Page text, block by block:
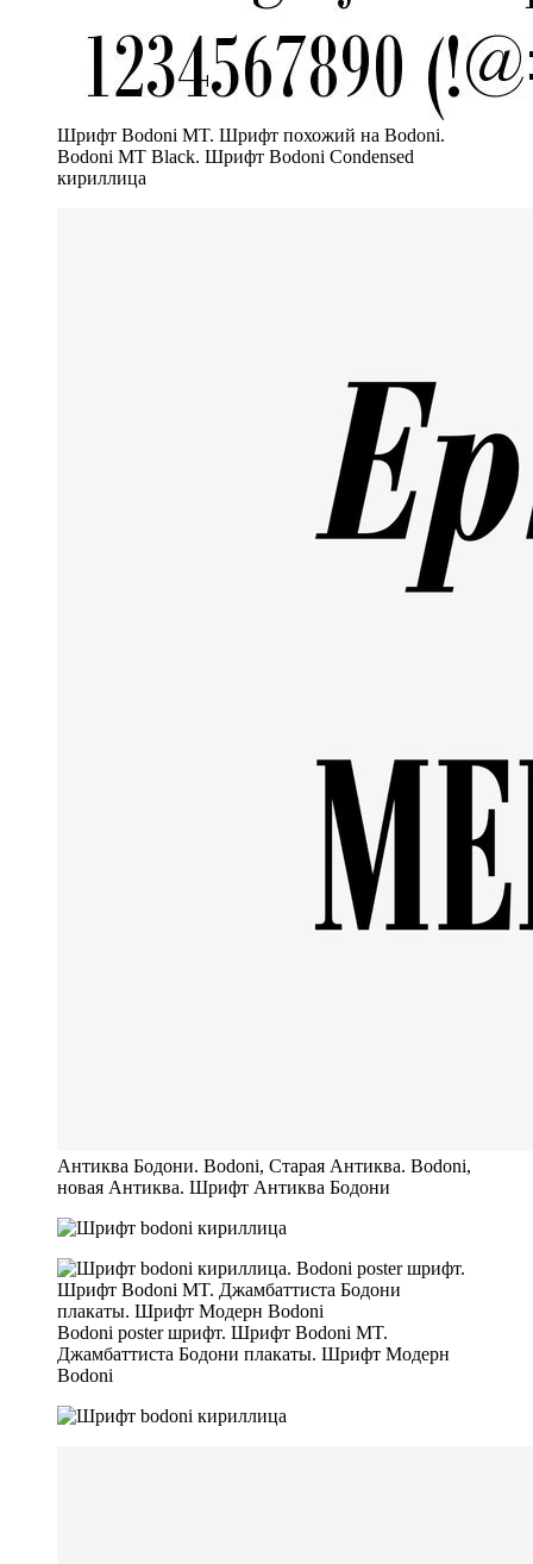
Шрифт Bodoni MT. Шрифт похожий на Bodoni.
Bodoni MT Black. Шрифт Bodoni Condensed
кириллица
Антиква Бодони. Bodoni, Старая Антиква. Bodoni,
новая Антиква. Шрифт Антиква Бодони
Bodoni poster шрифт. Шрифт Bodoni MT.
Джамбаттиста Бодони плакаты. Шрифт Модерн
Bodoni